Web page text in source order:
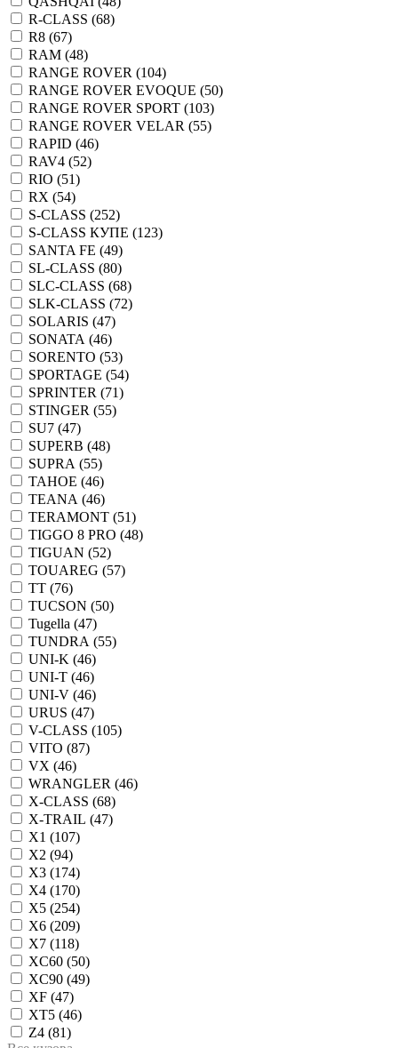
R-CLASS (68)
R8 (67)
RAM (48)
RANGE ROVER (104)
RANGE ROVER EVOQUE (50)
RANGE ROVER SPORT (103)
RANGE ROVER VELAR (55)
RAPID (46)
RAV4 (52)
RIO (51)
RX (54)
S-CLASS (252)
S-CLASS КУПЕ (123)
SANTA FE (49)
SL-CLASS (80)
SLC-CLASS (68)
SLK-CLASS (72)
SOLARIS (47)
SONATA (46)
SORENTO (53)
SPORTAGE (54)
SPRINTER (71)
STINGER (55)
SU7 (47)
SUPERB (48)
SUPRA (55)
TAHOE (46)
TEANA (46)
TERAMONT (51)
TIGGO 8 PRO (48)
TIGUAN (52)
TOUAREG (57)
TT (76)
TUCSON (50)
Tugella (47)
TUNDRA (55)
UNI-K (46)
UNI-T (46)
UNI-V (46)
URUS (47)
V-CLASS (105)
VITO (87)
VX (46)
WRANGLER (46)
X-CLASS (68)
X-TRAIL (47)
X1 (107)
X2 (94)
X3 (174)
X4 (170)
X5 (254)
X6 (209)
X7 (118)
XC60 (50)
XC90 (49)
XF (47)
XT5 (46)
Z4 (81)